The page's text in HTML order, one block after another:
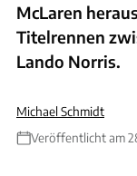
McLaren
Titelrennen
Lando Norris.
Michael Schmidt
Veröffentlicht am